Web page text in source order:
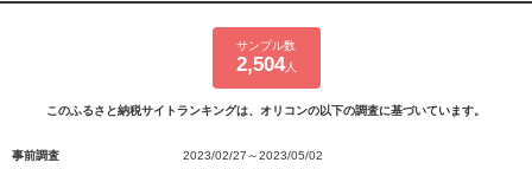
サンプル数
2,504人
このふるさと納税サイトランキングは、オリコンの以下の調査に基づいています。
事前調査
2023/02/27～2023/05/02